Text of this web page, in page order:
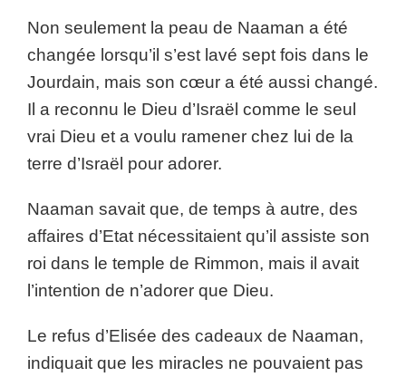
Non seulement la peau de Naaman a été
changée lorsqu’il s’est lavé sept fois dans le
Jourdain, mais son cœur a été aussi changé.
Il a reconnu le Dieu d’Israël comme le seul
vrai Dieu et a voulu ramener chez lui de la
terre d’Israël pour adorer.
Naaman savait que, de temps à autre, des
affaires d’Etat nécessitaient qu’il assiste son
roi dans le temple de Rimmon, mais il avait
l’intention de n’adorer que Dieu.
Le refus d’Elisée des cadeaux de Naaman,
indiquait que les miracles ne pouvaient pas